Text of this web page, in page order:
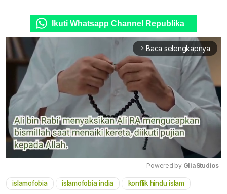
Ikuti Whatsapp Channel Republika
arrow_forward_ios Baca selengkapnya
Mute
Powered by GliaStudios
islamofobia islamofobia india konflik hindu islam